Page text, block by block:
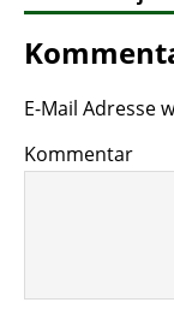
E-Mail Adresse
Kommentar